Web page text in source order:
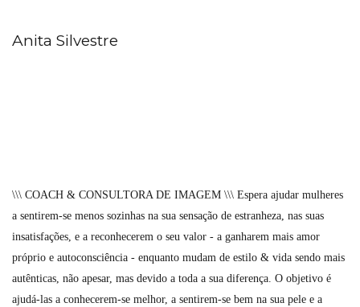
Anita Silvestre
\\\ COACH & CONSULTORA DE IMAGEM \\\ Espera ajudar mulheres
a sentirem-se menos sozinhas na sua sensação de estranheza, nas suas
insatisfações, e a reconhecerem o seu valor - a ganharem mais amor
próprio e autoconsciência - enquanto mudam de estilo & vida sendo mais
autênticas, não apesar, mas devido a toda a sua diferença. O objetivo é
ajudá-las a conhecerem-se melhor, a sentirem-se bem na sua pele e a